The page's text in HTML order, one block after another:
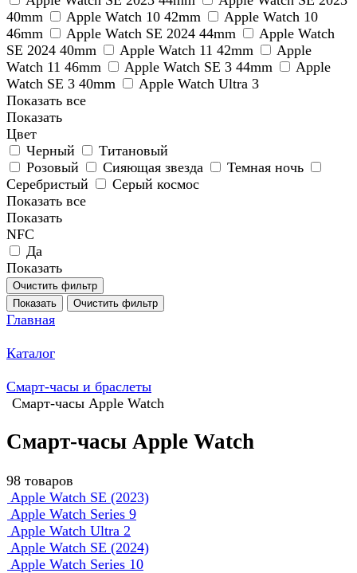
40mm
Apple Watch 10 42mm
Apple Watch 10
46mm
Apple Watch SE 2024 44mm
Apple Watch
SE 2024 40mm
Apple Watch 11 42mm
Apple
Watch 11 46mm
Apple Watch SE 3 44mm
Apple
Watch SE 3 40mm
Apple Watch Ultra 3
Показать все
Показать
Цвет
Черный
Титановый
Розовый
Сияющая звезда
Темная ночь
Серебристый
Серый космос
Показать все
Показать
NFC
Да
Показать
Очистить фильтр
Показать
Очистить фильтр
Главная
Каталог
Смарт-часы и браслеты
Смарт-часы Apple Watch
Смарт-часы Apple Watch
98 товаров
Apple Watch SE (2023)
Apple Watch Series 9
Apple Watch Ultra 2
Apple Watch SE (2024)
Apple Watch Series 10